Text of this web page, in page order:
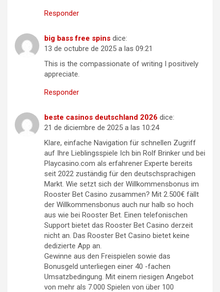
Responder
big bass free spins dice:
13 de octubre de 2025 a las 09:21
This is the compassionate of writing I positively
appreciate.
Responder
beste casinos deutschland 2026 dice:
21 de diciembre de 2025 a las 10:24
Klare, einfache Navigation für schnellen Zugriff
auf Ihre Lieblingsspiele Ich bin Rolf Brinker und bei
Playcasino.com als erfahrener Experte bereits
seit 2022 zuständig für den deutschsprachigen
Markt. Wie setzt sich der Willkommensbonus im
Rooster Bet Casino zusammen? Mit 2.500€ fällt
der Willkommensbonus auch nur halb so hoch
aus wie bei Rooster Bet. Einen telefonischen
Support bietet das Rooster Bet Casino derzeit
nicht an. Das Rooster Bet Casino bietet keine
dedizierte App an.
Gewinne aus den Freispielen sowie das
Bonusgeld unterliegen einer 40 -fachen
Umsatzbedingung. Mit einem riesigen Angebot
von mehr als 7.000 Spielen von über 100